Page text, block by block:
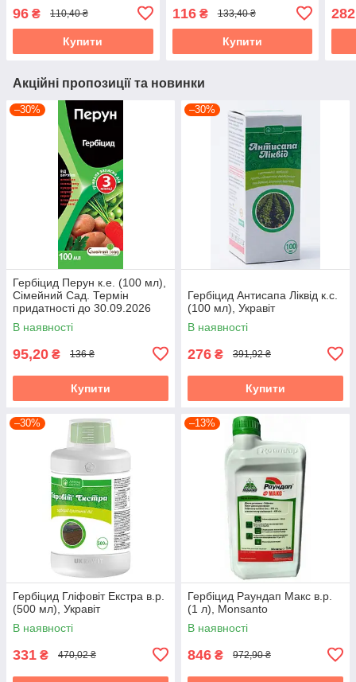
96 ₴ 110,40 ₴
Купити
116₴ 133,40 ₴
Купити
282
Акційні пропозиції та новинки
–30%
Гербіцид Перун к.е. (100 мл),
Сімейний Сад. Термін
придатності до 30.09.2026
В наявності
95,20 ₴ 136 ₴
Купити
–30%
Гербіцид Антисапа Ліквід к.с.
(100 мл), Укравіт
В наявності
276 ₴ 391,92 ₴
Купити
–30%
Гербіцид Гліфовіт Екстра в.р.
(500 мл), Укравіт
В наявності
331 ₴ 470,02 ₴
–13%
Гербіцид Раундап Макс в.р.
(1 л), Monsanto
В наявності
846 ₴ 972,90 ₴